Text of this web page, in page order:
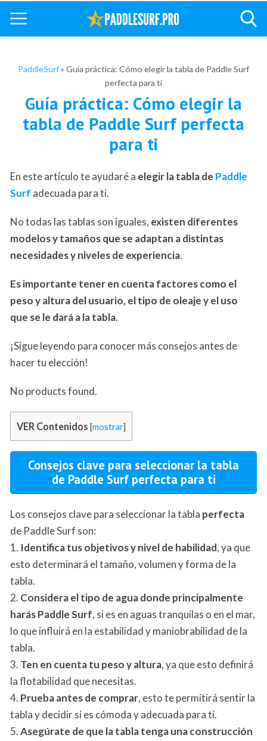
PaddleSurf» Guía práctica: Cómo elegir la tabla de Paddle Surf
perfecta para ti
Guía práctica: Cómo elegir la
tabla de Paddle Surf perfecta
para ti
En este artículo te ayudaré a elegir la tabla de Paddle
Surf adecuada para ti.
No todas las tablas son iguales, existen diferentes
modelos y tamaños que se adaptan a distintas
necesidades y niveles de experiencia.
Es importante tener en cuenta factores como el
peso y altura del usuario, el tipo de oleaje y el uso
que se le dará a la tabla.
¡Sigue leyendo para conocer más consejos antes de
hacer tu elección!
No products found.
VER Contenidos [mostrar]
Consejos clave para seleccionar la tabla
de Paddle Surf perfecta para ti
Los consejos clave para seleccionar la tabla perfecta
de Paddle Surf son:
1. Identifica tus objetivos y nivel de habilidad, ya que
esto determinará el tamaño, volumen y forma de la
tabla.
2. Considera el tipo de agua donde principalmente
harás Paddle Surf, si es en aguas tranquilas o en el mar,
lo que influirá en la estabilidad y maniobrabilidad de la
tabla.
3. Ten en cuenta tu peso y altura, ya que esto definirá
la flotabilidad que necesitas.
4. Prueba antes de comprar, esto te permitirá sentir la
tabla y decidir si es cómoda y adecuada para ti.
5.Asegúrate de que la tabla tenga una construcción